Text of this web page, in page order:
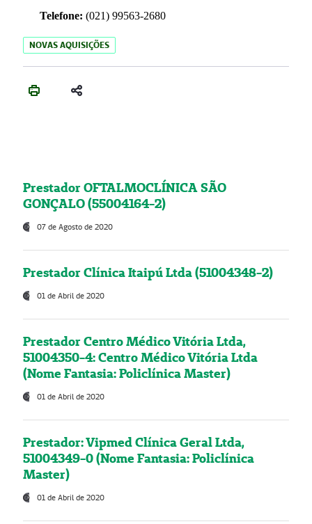
Telefone: (021) 99563-2680
NOVAS AQUISIÇÕES
Prestador OFTALMOCLÍNICA SÃO
GONÇALO (55004164-2)
07 de Agosto de 2020
Prestador Clínica Itaipú Ltda (51004348-2)
01 de Abril de 2020
Prestador Centro Médico Vitória Ltda,
51004350-4: Centro Médico Vitória Ltda
(Nome Fantasia: Policlínica Master)
01 de Abril de 2020
Prestador: Vipmed Clínica Geral Ltda,
51004349-0 (Nome Fantasia: Policlínica
Master)
01 de Abril de 2020